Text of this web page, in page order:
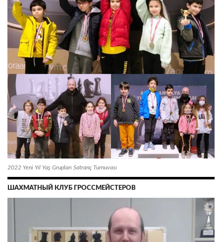
2022 Yeni Yıl Yaş Grupları Satranç Turnuvası
ШАХМАТНЫЙ КЛУБ ГРОССМЕЙСТЕРОВ